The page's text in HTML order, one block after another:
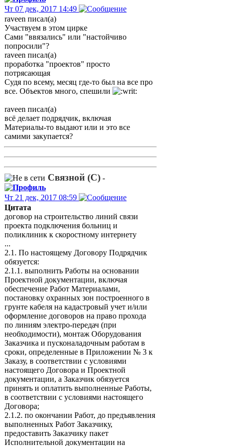
Чт 07 дек, 2017 14:49
raveen писал(а)
Участвуем в этом цирке
Сами "ввязались" или "настойчиво
попросили"?
raveen писал(а)
проработка "проектов" просто
потрясающая
Судя по всему, месяц где-то был на все про
все. Объектов много, спешили
raveen писал(а)
всё делает подрядчик, включая
Материалы-то выдают или и это все
самими закупается?
Связной (С) -
Чт 21 дек, 2017 08:59
Цитата
договор на строительство линий связи
проекта подключения больниц и
поликлиник к скоростному интернету
...
2.1. По настоящему Договору Подрядчик
обязуется:
2.1.1. выполнить Работы на основании
Проектной документации, включая
обеспечение Работ Материалами,
постановку охранных зон построенного в
грунте кабеля на кадастровый учет и/или
оформление договоров на право прохода
по линиям электро-передач (при
необходимости), монтаж Оборудования
Заказчика и пусконаладочным работам в
сроки, определенные в Приложении № 3 к
Заказу, в соответствии с условиями
настоящего Договора и Проектной
документации, а Заказчик обязуется
принять и оплатить выполненные Работы,
в соответствии с условиями настоящего
Договора;
2.1.2. по окончании Работ, до предъявления
выполненных Работ Заказчику,
предоставить Заказчику пакет
Исполнительной документации на